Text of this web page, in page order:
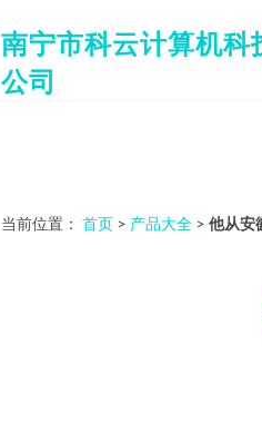
南宁市科云计算机科
公司
当前位置： 首页 > 产品大全 > 他从安